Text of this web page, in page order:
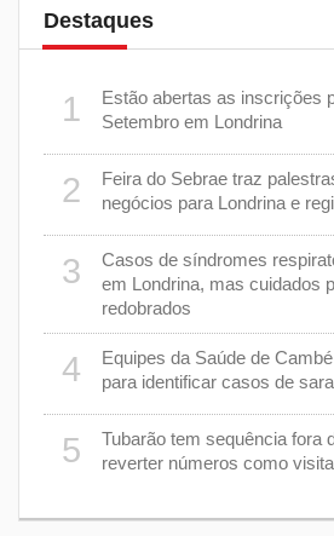
Destaques
1
Estão abertas as inscrições
Setembro em Londrina
2
Feira do Sebrae traz
negócios para Londrina e
3
Casos de síndromes
em Londrina, mas cuidados
redobrados
4
Equipes da Saúde de
para identificar casos de
5
Tubarão tem sequência fora
reverter números como